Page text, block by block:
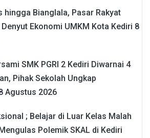
hingga Bianglala, Pasar Rakyat
Ekonomi UMKM Kota Kediri 8
SMK PGRI 2 Kediri Diwarnai 4
Pihak Sekolah Ungkap
Agustus 2026
; Belajar di Luar Kelas Malah
Polemik SKAL di Kediri